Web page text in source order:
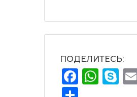
ПОДЕЛИТЕСЬ: